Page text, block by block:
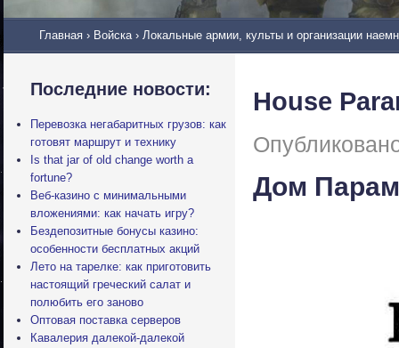
Главная › Войска› Локальные армии, культы и организации
Последние новости:
Перевозка негабаритных грузов: как
готовят маршрут и технику
Is that jar of old change worth a
fortune?
Веб-казино с минимальными
вложениями: как начать игру?
Бездепозитные бонусы казино:
особенности бесплатных акций
Лето на тарелке: как приготовить
настоящий греческий салат и
полюбить его заново
Оптовая поставка серверов
Кавалерия далекой-далекой
House
Дом